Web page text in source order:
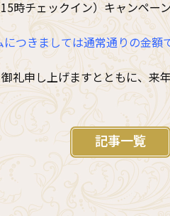
時チェックイン）キャンペー
つきましては通常通りの金額
礼申し上げますとともに、来
記事一覧